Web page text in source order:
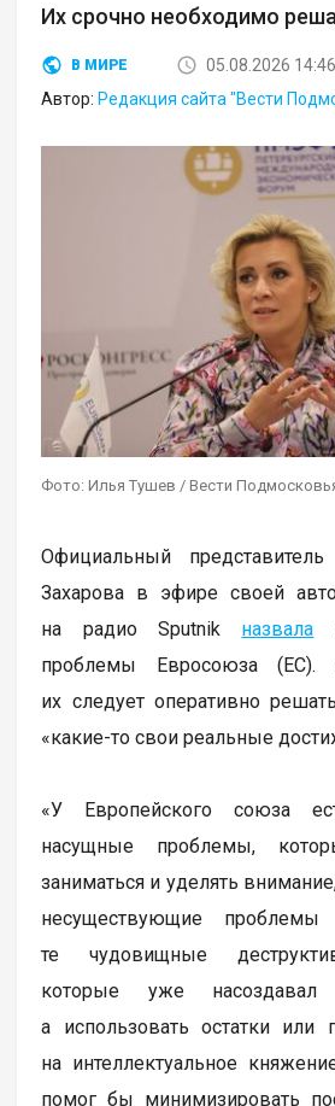
Их срочно необходимо
В МИРЕ
05.08.2026 14:46
Автор: Редакция сайта "Вести
Фото: Илья Тушев / Вести
Официальный
Захарова в эфире своей
на радио Sputnik назвала
проблемы Евросоюза (ЕС).
их следует оперативно
«какие-то свои реальные
«У Европейского союза
насущные проблемы,
заниматься и уделять
несуществующие
те чудовищные
которые уже насоздавал
а использовать остатки или
на интеллектуальное
помог бы минимизировать